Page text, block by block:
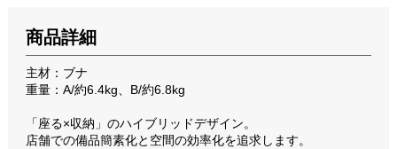
商品詳細
主材：ブナ
重量：A/約6.4kg、B/約6.8kg
「座る×収納」のハイブリッドデザイン。
店舗での備品簡素化と空間の効率化を追求します。